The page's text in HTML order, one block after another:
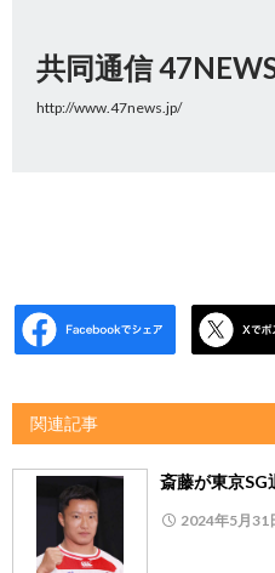
共同通信
http://www.47news.jp/
関連記事
斎藤が東京SG
2024年5月31